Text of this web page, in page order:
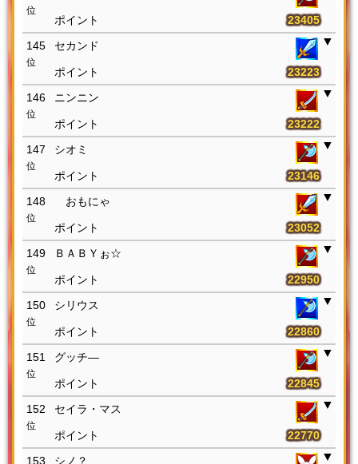
位
23405
145
位
セカンド
23223
146
位
ニンニン
23222
147
位
シオミ
23146
148
位
おもにゃ
23052
149
位
ＢＡＢＹぉ☆
22950
150
位
シリウス
22860
151
位
グッチ―
22845
152
位
セイラ・マス
22770
153
シノ？